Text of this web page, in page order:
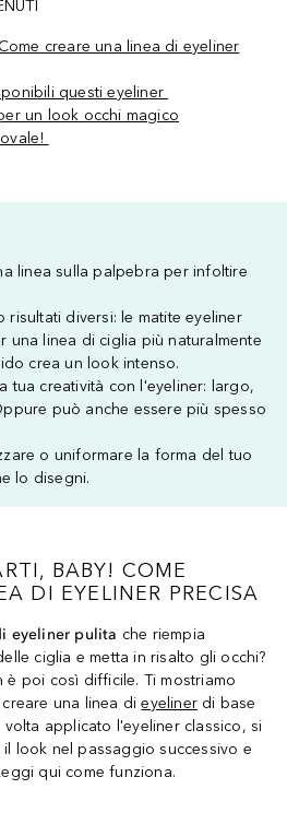
creare una linea di eyeliner
questi eyeliner
un look occhi magico
linea sulla palpebra per infoltire
risultati diversi: le matite eyeliner
una linea di ciglia più naturalmente
crea un look intenso.
tua creatività con l'eyeliner: largo,
può anche essere più spesso
o uniformare la forma del tuo
lo disegni.
BABY! COME
DI EYELINER PRECISA
eyeliner pulita che riempia
ciglia e metta in risalto gli occhi?
è poi così difficile. Ti mostriamo
una linea dieyeliner di base
applicato l'eyeliner classico, si
look nel passaggio successivo e
qui come funziona.